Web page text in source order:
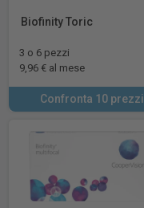
Biofinity Toric
3 o 6 pezzi
9,96 € al mese
Confronta 10 prezzi